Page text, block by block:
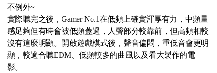
不例外~
實際聽完之後，Gamer No.1在低頻上確實渾厚有力，中頻量
感足夠但有時會被低頻蓋過，人聲部分較靠前，但高頻相較
沒有這麼明顯。開啟遊戲模式後，聲音偏悶，重低音會更明
顯，較適合聽EDM、低頻較多的曲風以及看大製作的電
影。